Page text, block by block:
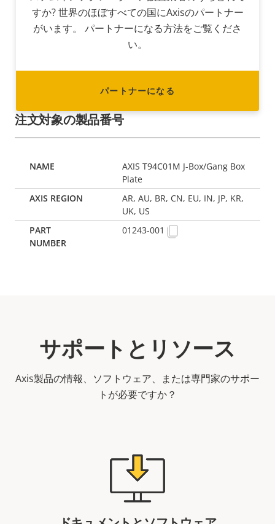
すか? 世界のほぼすべての国にAxisのパートナー
がいます。 パートナーになる方法をご覧くださ
い。
パートナーになる
注文対象の製品番号
AXIS T94C01M J-Box/Gang Box
Plate
AR, AU, BR, CN, EU, IN, JP, KR,
UK, US
01243-001
サポートとリソース
Axis製品の情報、ソフトウェア、または専門家のサポー
トが必要ですか？